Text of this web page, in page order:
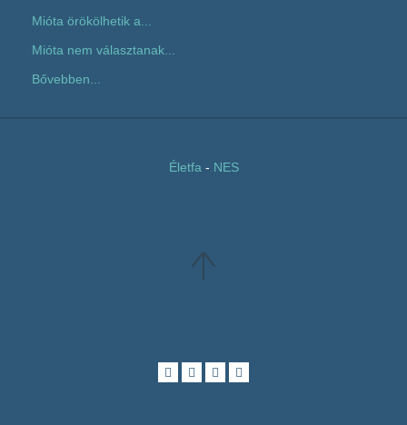
Mióta örökölhetik a...
Mióta nem választanak...
Bővebben...
Életfa - NES